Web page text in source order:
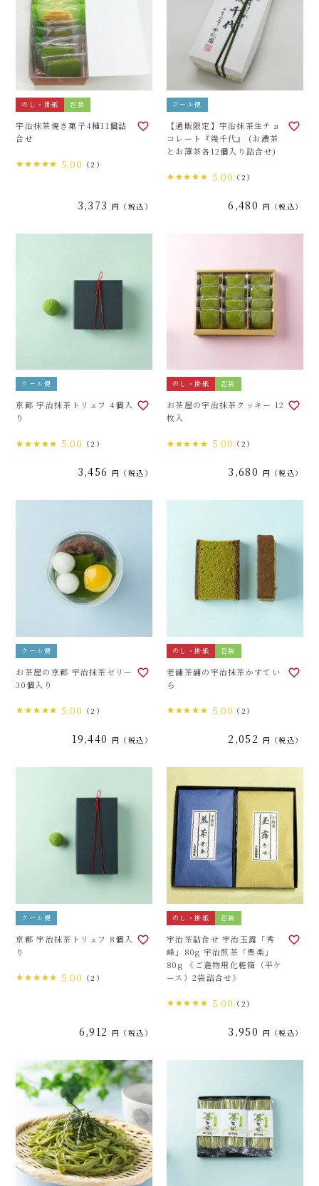
のし・掛紙 包装
宇治抹茶焼き菓子4種11個詰
合せ
5.00 （2）
3,373 税込
クール便
【通販限定】宇治抹茶生チョ
コレート『幾千代』 (お濃茶
とお薄茶各12個入り詰合せ)
5.00 （2）
6,480 税込
クール便
京都 宇治抹茶トリュフ 4個入
り
5.00 （2）
3,456 税込
のし・掛紙 包装
お茶屋の宇治抹茶クッキー 12
枚入
5.00 （2）
3,680 税込
クール便
お茶屋の京都 宇治抹茶ゼリー
30個入り
5.00 （2）
19,440 税込
のし・掛紙 包装
老舗茶舗の宇治抹茶かすてい
ら
5.00 （2）
2,052 税込
クール便
京都 宇治抹茶トリュフ 8個入
り
5.00 （2）
6,912 税込
のし・掛紙 包装
宇治茶詰合せ 宇治玉露「秀
峰」80g 宇治煎茶「豊楽」
80g 《ご進物用化粧箱（平ケ
ース）2袋詰合せ》
5.00 （2）
3,950 税込